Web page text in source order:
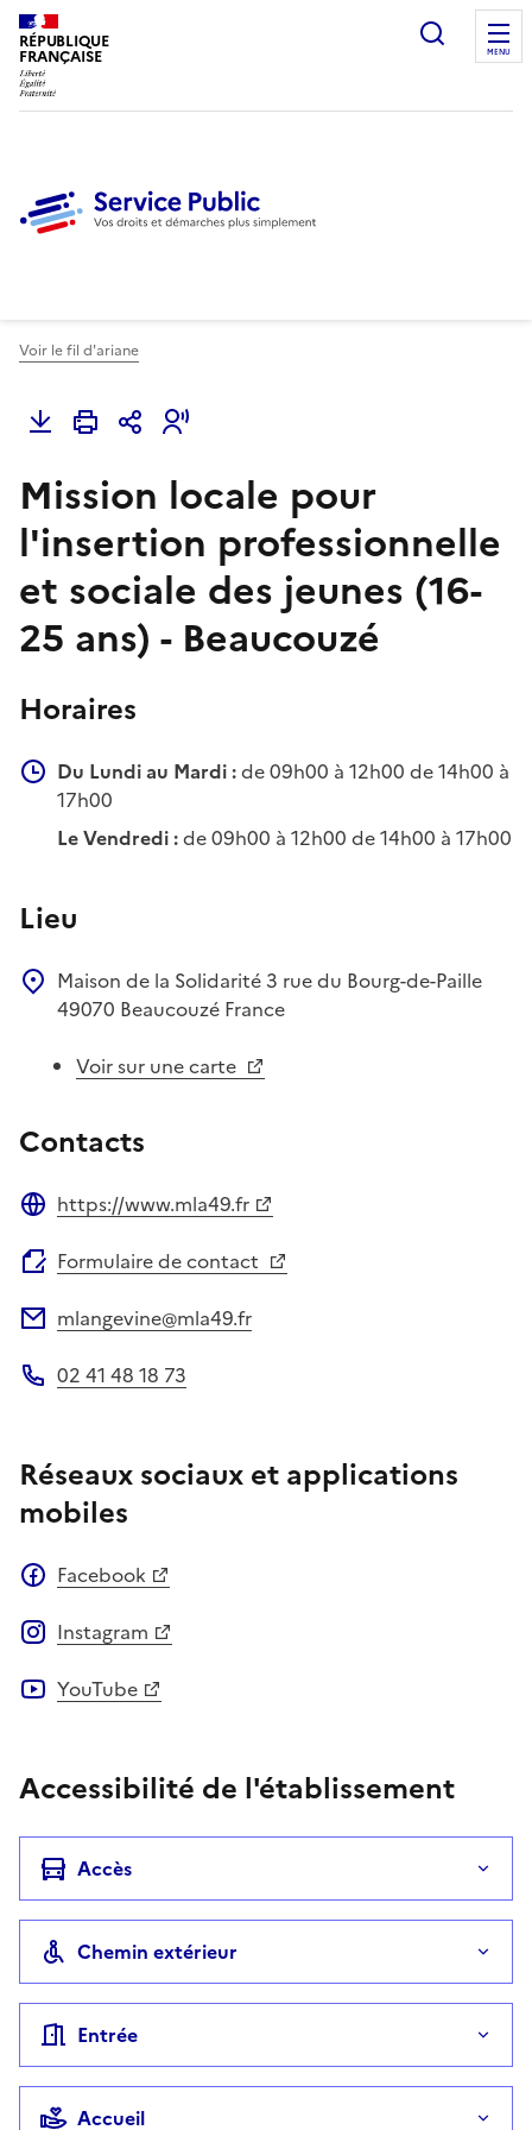
RÉPUBLIQUE
FRANÇAISE
Ouvrir
MENU
Voir le fil d'ariane
Mission locale pour
l'insertion professionnelle
et sociale des jeunes (16-
25 ans) - Beaucouzé
Horaires
Du Lundi au Mardi :de 09h00 à 12h00 de 14h00 à
17h00
Le Vendredi :de 09h00 à 12h00 de 14h00 à 17h00
Lieu
Maison de la Solidarité 3 rue du Bourg-de-Paille
49070 Beaucouzé France
Voir sur une carte
Contacts
https://www.mla49.fr
Formulaire de contact
mlangevine@mla49.fr
02 41 48 18 73
Réseaux sociaux et applications
mobiles
Facebook
Instagram
YouTube
Accessibilité de l'établissement
Accès
Chemin extérieur
Entrée
Accueil